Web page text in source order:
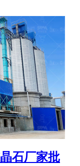
石厂家批